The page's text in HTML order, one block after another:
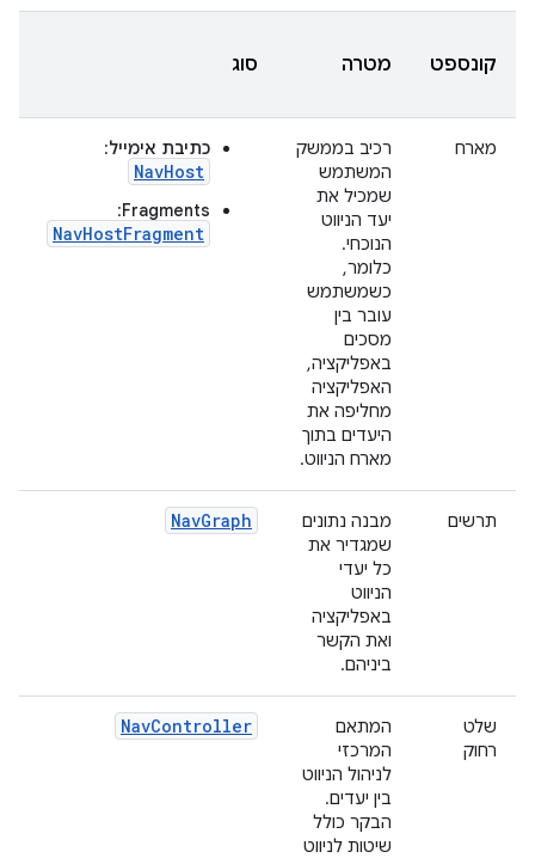
קונספט מטרה סוג
מארח
רכיב בממשק
המשתמש
שמכיל את
יעד הניווט
הנוכחי.
כלומר,
כשמשתמש
עובר בין
מסכים
באפליקציה,
האפליקציה
מחליפה את
היעדים בתוך
מארח הניווט.
כתיבת אימייל:
NavHost
Fragments
:
NavHostFragment
תרשים
מבנה נתונים
שמגדיר את
כל יעדי
הניווט
באפליקציה
ואת הקשר
ביניהם.
NavGraph
שלט
רחוק
המתאם
המרכזי
לניהול הניווט
בין יעדים.
הבקר כולל
שיטות לניווט
NavController